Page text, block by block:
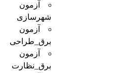
آزمون
شهرسازی
آزمون
برق_طراحی
آزمون
برق_نظارت